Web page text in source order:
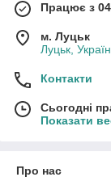
Працює з
м. Луцьк
Луцьк,
Контакти
Сьогодні
Показати
Про нас